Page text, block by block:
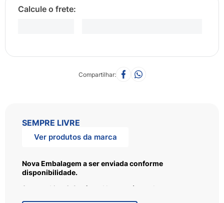
Compartilhar
SEMPRE LIVRE
Ver produtos da marca
Nova Embalagem a ser enviada conforme
disponibilidade.
Sempre Livre® Conforto Noturno é um absorvente